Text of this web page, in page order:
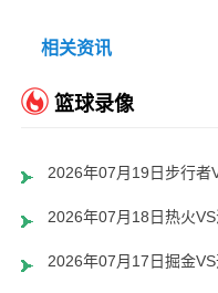
相关资讯
篮球录像
2026年07月19日步行者
2026年07月18日热火
2026年07月17日掘金